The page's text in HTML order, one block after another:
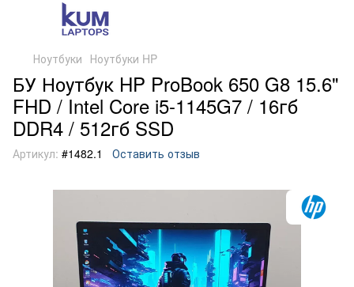
Ноутбуки Ноутбуки HP
БУ Ноутбук HP ProBook 650 G8 15.6"
FHD / Intel Core i5-1145G7 / 16гб
DDR4 / 512гб SSD
Артикул: #1482.1 Оставить отзыв